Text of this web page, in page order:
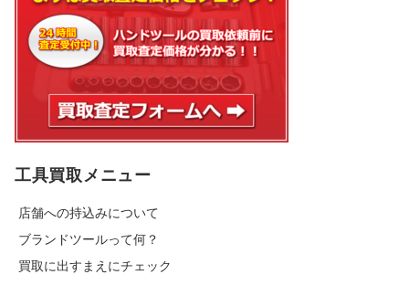
工具買取メニュー
店舗への持込みについて
ブランドツールって何？
買取に出すまえにチェック